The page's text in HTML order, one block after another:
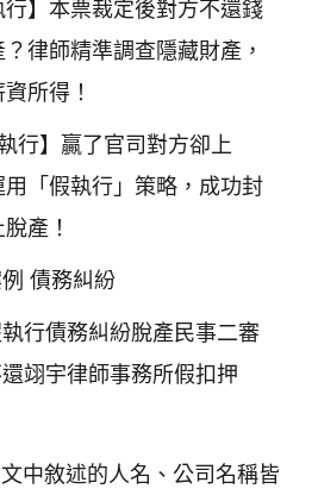
行】本票裁定後對方不還錢
？律師精準調查隱藏財產，
所得！
行】贏了官司對方卻上
「假執行」策略，成功封
產！
債務糾紛
執行債務糾紛脫產民事二審
翊宇律師事務所假扣押
中敘述的人名、公司名稱皆